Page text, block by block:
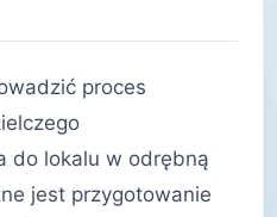
proces
do lokalu w odrębną
jest przygotowanie